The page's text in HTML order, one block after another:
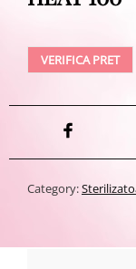
VERIFICA PRET
Category: